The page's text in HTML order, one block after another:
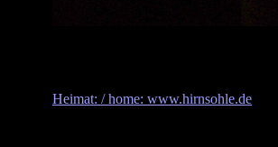
Heimat: / home: www.hirnsohle.de